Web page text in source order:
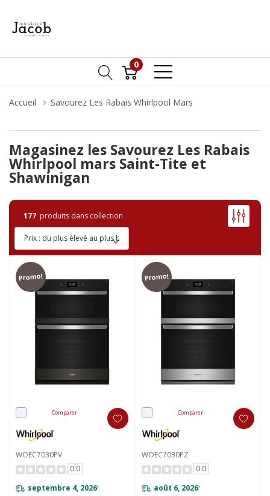
0
Accueil Savourez Les Rabais Whirlpool Mars
Magasinez les Savourez Les Rabais
Whirlpool mars Saint-Tite et
Shawinigan
177 produits dans collection
Promo!
Comparer
WOEC7030PV
0.0
septembre 4, 2026*
Promo!
Comparer
WOEC7030PZ
0.0
août 6, 2026*